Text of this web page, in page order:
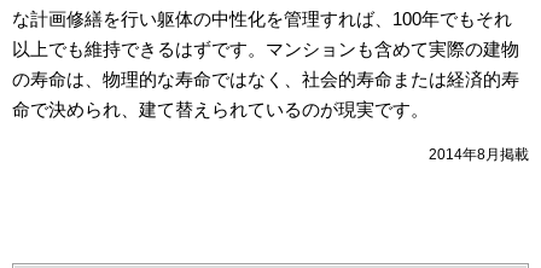
な計画修繕を行い躯体の中性化を管理すれば、100年でもそれ
以上でも維持できるはずです。マンションも含めて実際の建物
の寿命は、物理的な寿命ではなく、社会的寿命または経済的寿
命で決められ、建て替えられているのが現実です。
2014年8月掲載